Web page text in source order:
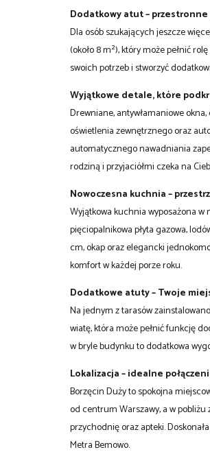
Dodatkowy atut –
Dla osób szukających jeszcze
(około 8 m²), który może pełnić
swoich potrzeb i stworzyć
Wyjątkowe detale, które
Drewniane, antywłamaniowe
oświetlenia zewnętrznego oraz
automatycznego nawadniania
rodziną i przyjaciółmi czeka na
Nowoczesna kuchnia –
Wyjątkowa kuchnia wyposażona
pięciopalnikowa płyta gazowa,
cm, okap oraz elegancki
komfort w każdej porze roku.
Dodatkowe atuty – Twoje
Na jednym z tarasów
wiatę, która może pełnić funkcję
w bryle budynku to dodatkowa
Lokalizacja – idealne
Borzęcin Duży to spokojna
od centrum Warszawy, a w pobliżu
przychodnię oraz apteki.
Metra Bemowo.